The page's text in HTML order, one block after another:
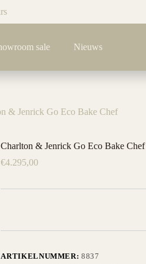
sale Nieuws
& Jenrick Go Eco Bake Chef
Charlton & Jenrick Go Eco Bake Chef
€4.295,00
ARTIKELNUMMER:8837